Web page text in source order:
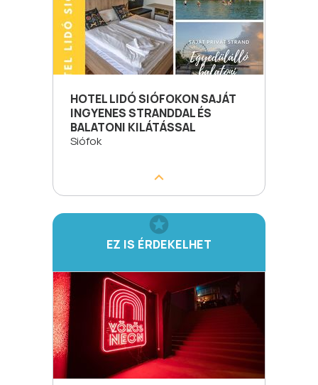
HOTEL LIDÓ SIÓFOKON SAJÁT
INGYENES STRANDDAL ÉS
BALATONI KILÁTÁSSAL
Siófok
EZ IS ÉRDEKELHET